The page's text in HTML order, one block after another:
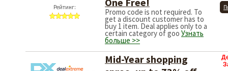
Рейтинг: Promo code is not required. To
get a discount customer has to
buy 1 item. Deal applies only to a
certain category of goo Узнать
больше >>
Mid-Year shopping